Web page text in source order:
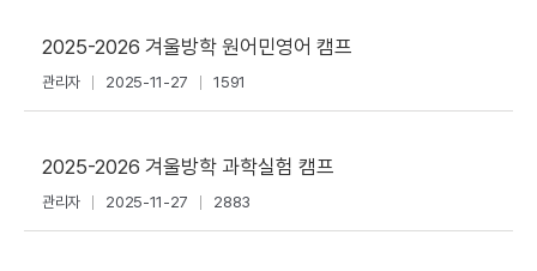
2025-2026 겨울방학 원어민영어 캠프
관리자 2025-11-27 1591
2025-2026 겨울방학 과학실험 캠프
관리자 2025-11-27 2883